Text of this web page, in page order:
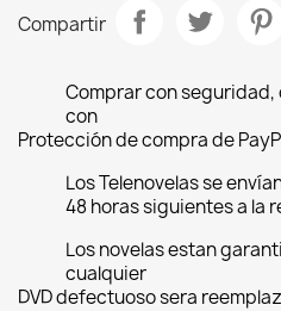
Compartir
Comprar con
con
Protección de compra de
Los Telenovelas se
48 horas siguientes a la
Los novelas estan
cualquier
DVD defectuoso sera